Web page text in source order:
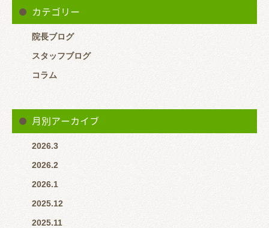
カテゴリー
院長ブログ
スタッフブログ
コラム
月別アーカイブ
2026.3
2026.2
2026.1
2025.12
2025.11